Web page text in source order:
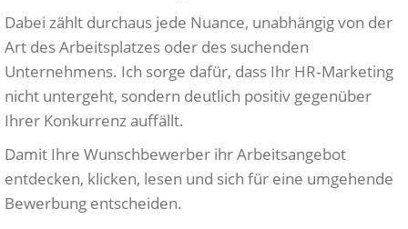
Dabei zählt durchaus jede Nuance, unabhängig von der
Art des Arbeitsplatzes oder des suchenden
Unternehmens. Ich sorge dafür, dass Ihr HR‑Marketing
nicht untergeht, sondern deutlich positiv gegenüber
Ihrer Konkurrenz auffällt.
Damit Ihre Wunschbewerber ihr Arbeitsangebot
entdecken, klicken, lesen und sich für eine umgehende
Bewerbung entscheiden.